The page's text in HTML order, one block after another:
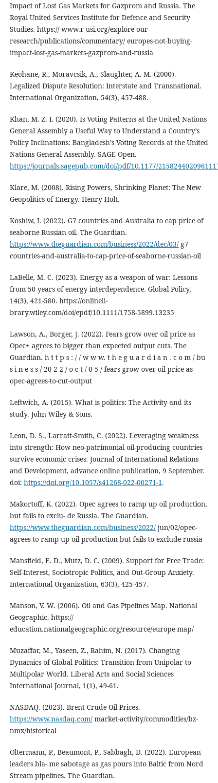
Impact of Lost Gas Markets for Gazprom and Russia. The
Royal United Services Institute for Defence and Security
Studies. https:// www.r usi.org/explore-our-
research/publications/commentary/ europes-not-buying-
impact-lost-gas-markets-gazprom-and-russia
Keohane, R., Moravcsik, A., Slaughter, A.-M. (2000).
Legalized Dispute Resolution: Interstate and Transnational.
International Organization, 54(3), 457-488.
Khan, M. Z. I. (2020). Is Voting Patterns at the United Nations
General Assembly a Useful Way to Understand a Country’s
Policy Inclinations: Bangladesh’s Voting Records at the United
Nations General Assembly. SAGE Open.
https://journals.sagepub.com/doi/pdf/10.1177/
Klare, M. (2008). Rising Powers, Shrinking Planet: The New
Geopolitics of Energy. Henry Holt.
Koshiw, I. (2022). G7 countries and Australia to cap price of
seaborne Russian oil. The Guardian.
https://www.theguardian.com/business/2022/dec/03/g7-
countries-and-australia-to-cap-price-of-seaborne-russian-oil
LaBelle, M. C. (2023). Energy as a weapon of war: Lessons
from 50 years of energy interdependence. Global Policy,
14(3), 421-580. https://onlineli-
brary.wiley.com/doi/epdf/10.1111/1758-5899.13235
Lawson, A., Borger, J. (2022). Fears grow over oil price as
Opec+ agrees to bigger than expected output cuts. The
Guardian. h t t p s : / / w w w. t h e g u a r d i a n . c o m / bu
s i n e s s / 20 2 2 / o c t / 0 5 / fears-grow-over-oil-price-as-
opec-agrees-to-cut-output
Leftwich, A. (2015). What is politics: The Activity and its
study. John Wiley & Sons.
Leon, D. S., Larratt-Smith, C. (2022). Leveraging weakness
into strength: How neo-patrimonial oil-producing countries
survive economic crises. Journal of International Relations
and Development, advance online publication, 9 September.
doi: https://doi.org/10.1057/s41268-022-00271-1 .
Makortoff, K. (2022). Opec agrees to ramp up oil production,
but fails to exclu- de Russia. The Guardian.
https://www.theguardian.com/business/2022/jun/02/opec-
agrees-to-ramp-up-oil-production-but-fails-to-exclude-russia
Mansfield, E. D., Mutz, D. C. (2009). Support for Free Trade:
Self-Interest, Sociotropic Politics, and Out-Group Anxiety.
International Organization, 63(3), 425-457.
Manson, V. W. (2006). Oil and Gas Pipelines Map. National
Geographic. https://
education.nationalgeographic.org/resource/europe-map/
Muzaffar, M., Yaseen, Z., Rahim, N. (2017). Changing
Dynamics of Global Politics: Transition from Unipolar to
Multipolar World. Liberal Arts and Social Sciences
International Journal, 1(1), 49-61.
NASDAQ. (2023). Brent Crude Oil Prices.
https://www.nasdaq.com/market-activity/commodities/bz-
nmx/historical
Oltermann, P., Beaumont, P., Sabbagh, D. (2022). European
leaders bla- me sabotage as gas pours into Baltic from Nord
Stream pipelines. The Guardian.